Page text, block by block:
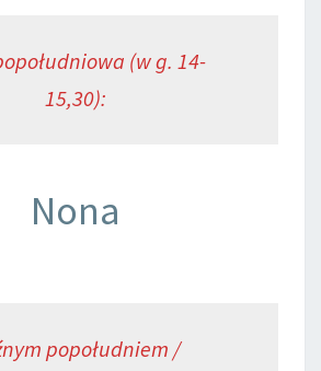
(w g. 14-
15,30):
Nona
popołudniem /